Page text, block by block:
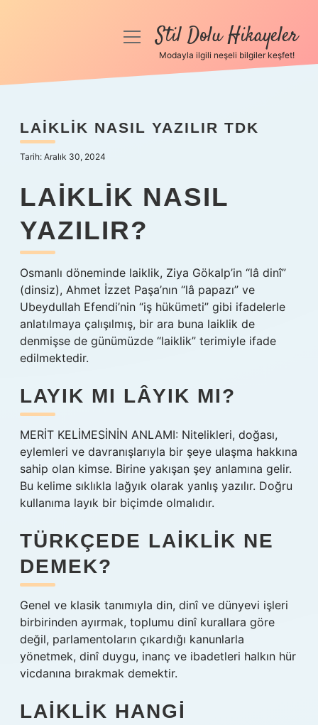
Anasayfa
Yasal Uyarı
menüyüStil Dolu Hikayeler
Modayla ilgili neşeli bilgiler keşfet!
LAIKLIK NASIL YAZILIR TDK
Tarih: Aralık 30, 2024
LAIKLIK NASIL
YAZILIR?
Osmanlı döneminde laiklik, Ziya Gökalp’in “lâ dinî”
(dinsiz), Ahmet İzzet Paşa’nın “lâ papazı” ve
Ubeydullah Efendi’nin “iş hükümeti” gibi ifadelerle
anlatılmaya çalışılmış, bir ara buna laiklik de
denmişse de günümüzde “laiklik” terimiyle ifade
edilmektedir.
LAYIK MI LÂYIK MI?
MERİT KELİMESİNİN ANLAMI: Nitelikleri, doğası,
eylemleri ve davranışlarıyla bir şeye ulaşma hakkına
sahip olan kimse. Birine yakışan şey anlamına gelir.
Bu kelime sıklıkla lağyık olarak yanlış yazılır. Doğru
kullanıma layık bir biçimde olmalıdır.
TÜRKÇEDE LAIKLIK NE
DEMEK?
Genel ve klasik tanımıyla din, dinî ve dünyevi işleri
birbirinden ayırmak, toplumu dinî kurallara göre
değil, parlamentoların çıkardığı kanunlarla
yönetmek, dinî duygu, inanç ve ibadetleri halkın hür
vicdanına bırakmak demektir.
LAIKLIK HANGI